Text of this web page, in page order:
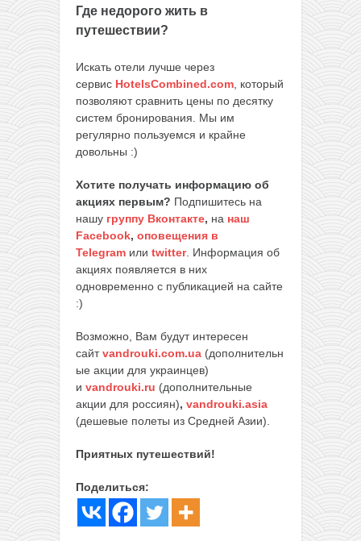
Где недорого жить в
путешествии?
Искать отели лучше через
сервис HotelsCombined.com , который
позволяют сравнить цены по десятку
систем бронирования. Мы им
регулярно пользуемся и крайне
довольны :)
Хотите получать информацию об
акциях первым? Подпишитесь на
нашу группу Вконтакте, на наш
Facebook, оповещения в
Telegram или twitter. Информация об
акциях появляется в них
одновременно с публикацией на сайте
:)
Возможно, Вам будут интересен
сайтvandrouki.com.ua (дополнительн
ые акции для украинцев)
и vandrouki.ru (дополнительные
акции для россиян), vandrouki.asia
(дешевые полеты из Средней Азии).
Приятных путешествий!
Поделиться: